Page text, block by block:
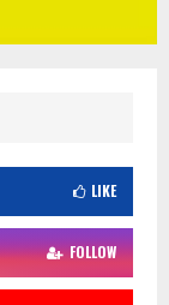
LIKE
FOLLOW